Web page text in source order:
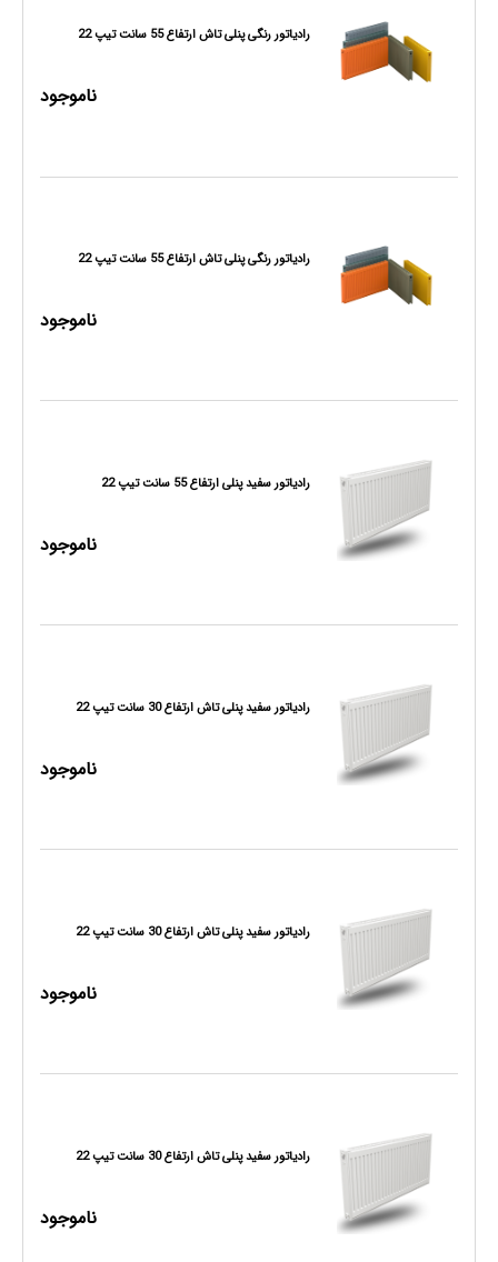
رادیاتور رنگی پنلی تاش ارتفاع 55 سانت تیپ 22
ناموجود
رادیاتور رنگی پنلی تاش ارتفاع 55 سانت تیپ 22
ناموجود
رادیاتور سفید پنلی ارتفاع 55 سانت تیپ 22
ناموجود
رادیاتور سفید پنلی تاش ارتفاع 30 سانت تیپ 22
ناموجود
رادیاتور سفید پنلی تاش ارتفاع 30 سانت تیپ 22
ناموجود
رادیاتور سفید پنلی تاش ارتفاع 30 سانت تیپ 22
ناموجود